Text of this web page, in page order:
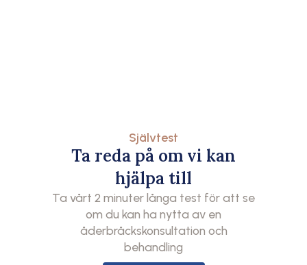
Självtest
Ta reda på om vi kan
hjälpa till
Ta vårt 2 minuter långa test för att se
om du kan ha nytta av en
åderbråckskonsultation och
behandling